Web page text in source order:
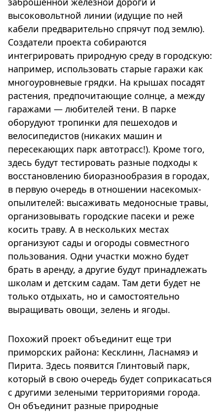
высоковольтной линии (идущие по ней
кабели предварительно спрячут под землю).
Создатели проекта собираются
интегрировать природную среду в городскую:
например, использовать старые гаражи как
многоуровневые грядки. На крышах посадят
растения, предпочитающие солнце, а между
гаражами — любителей тени. В парке
оборудуют тропинки для пешеходов и
велосипедистов (никаких машин и
пересекающих парк автотрасс!). Кроме того,
здесь будут тестировать разные подходы к
восстановлению биоразнообразия в городах,
в первую очередь в отношении насекомых-
опылителей: высаживать медоносные травы,
организовывать городские пасеки и реже
косить траву. А в нескольких местах
организуют сады и огороды совместного
пользования. Одни участки можно будет
брать в аренду, а другие будут принадлежать
школам и детским садам. Там дети будет не
только отдыхать, но и самостоятельно
выращивать овощи, зелень и ягоды.
Похожий проект объединит еще три
приморских района: Кесклинн, Ласнамяэ и
Пирита. Здесь появится Глинтовый парк,
который в свою очередь будет соприкасаться
с другими зелеными территориями города.
Он объединит разные природные